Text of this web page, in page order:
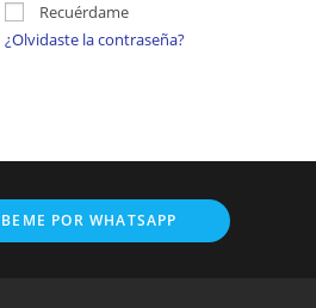
Recuérdame
¿Olvidaste la contraseña?
POR WHATSAPP
Opens